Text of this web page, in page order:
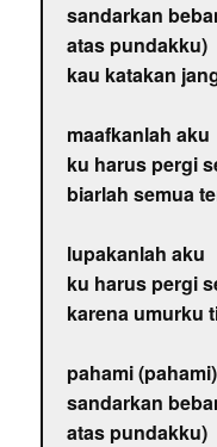
sandarkan
atas pundakku)
kau katakan
maafkanlah aku
ku harus pergi
biarlah semua
lupakanlah aku
ku harus pergi
karena umurku
pahami
sandarkan
atas pundakku)